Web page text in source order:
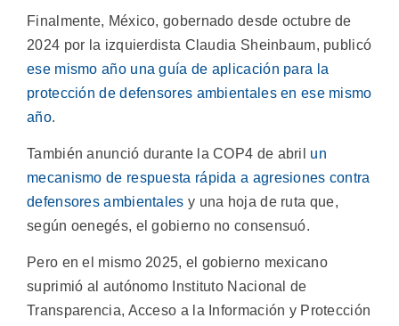
Finalmente, México, gobernado desde octubre de
2024 por la izquierdista Claudia Sheinbaum, publicó
ese mismo año una guía de aplicación para la
protección de defensores ambientales en ese mismo
año.
También anunció durante la COP4 de abril un
mecanismo de respuesta rápida a agresiones contra
defensores ambientales y una hoja de ruta que,
según oenegés, el gobierno no consensuó.
Pero en el mismo 2025, el gobierno mexicano
suprimió al autónomo Instituto Nacional de
Transparencia, Acceso a la Información y Protección